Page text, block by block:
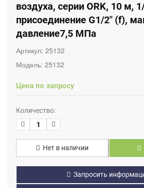
воздуха, серии ORK, 10 м,
присоединение G1/2" (f),
давление7,5 МПа
Артикул: 25132
Модель: 25132
Цена по запросу
Количество:
Нет в наличии
Запросить